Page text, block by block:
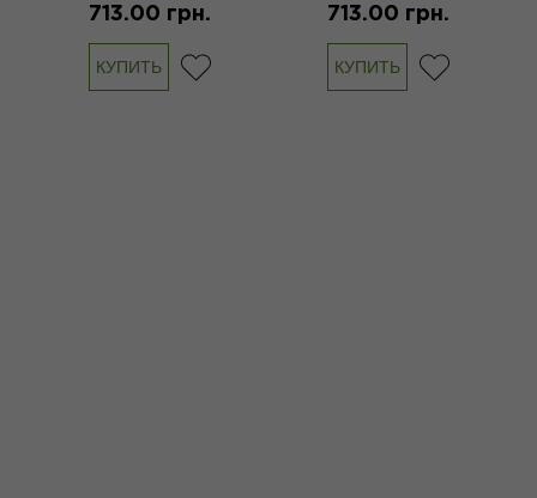
713.00 грн.
КУПИТЬ
713.00 грн.
КУПИТЬ